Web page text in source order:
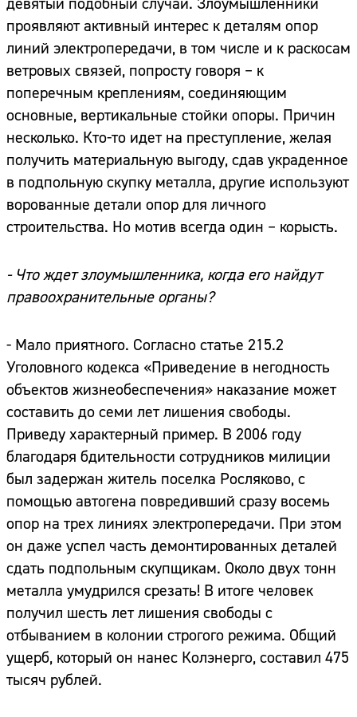
проявляют активный интерес к деталям опор
линий электропередачи, в том числе и к раскосам
ветровых связей, попросту говоря – к
поперечным креплениям, соединяющим
основные, вертикальные стойки опоры. Причин
несколько. Кто-то идет на преступление, желая
получить материальную выгоду, сдав украденное
в подпольную скупку металла, другие используют
ворованные детали опор для личного
строительства. Но мотив всегда один – корысть.
- Что ждет злоумышленника, когда его найдут
правоохранительные органы?
- Мало приятного. Согласно статье 215.2
Уголовного кодекса «Приведение в негодность
объектов жизнеобеспечения» наказание может
составить до семи лет лишения свободы.
Приведу характерный пример. В 2006 году
благодаря бдительности сотрудников милиции
был задержан житель поселка Росляково, с
помощью автогена повредивший сразу восемь
опор на трех линиях электропередачи. При этом
он даже успел часть демонтированных деталей
сдать подпольным скупщикам. Около двух тонн
металла умудрился срезать! В итоге человек
получил шесть лет лишения свободы с
отбыванием в колонии строгого режима. Общий
ущерб, который он нанес Колэнерго, составил 475
тысяч рублей.